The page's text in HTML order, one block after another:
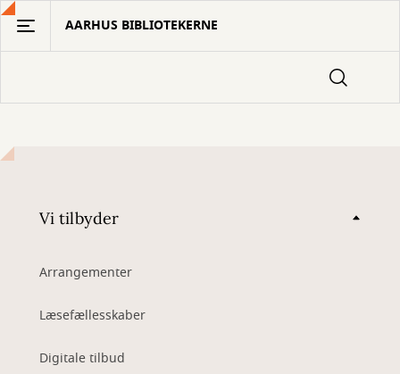
Gå
hovedindhold
AARHUS BIBLIOTEKERNE
Vi tilbyder
Arrangementer
Læsefællesskaber
Digitale tilbud